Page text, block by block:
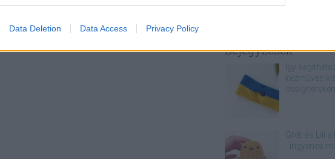
Data Deletion Data Access Privacy Policy
Horgolt minták
egyszerű minta
Bejegyzések
Így
kézműves
Gréti és Lili
- ingyenes